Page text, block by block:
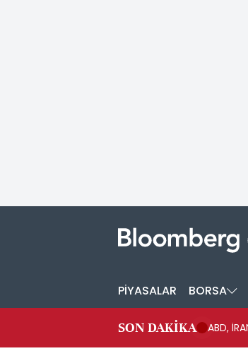
PİYASALAR BORSA
SON DAKİKA ABD,